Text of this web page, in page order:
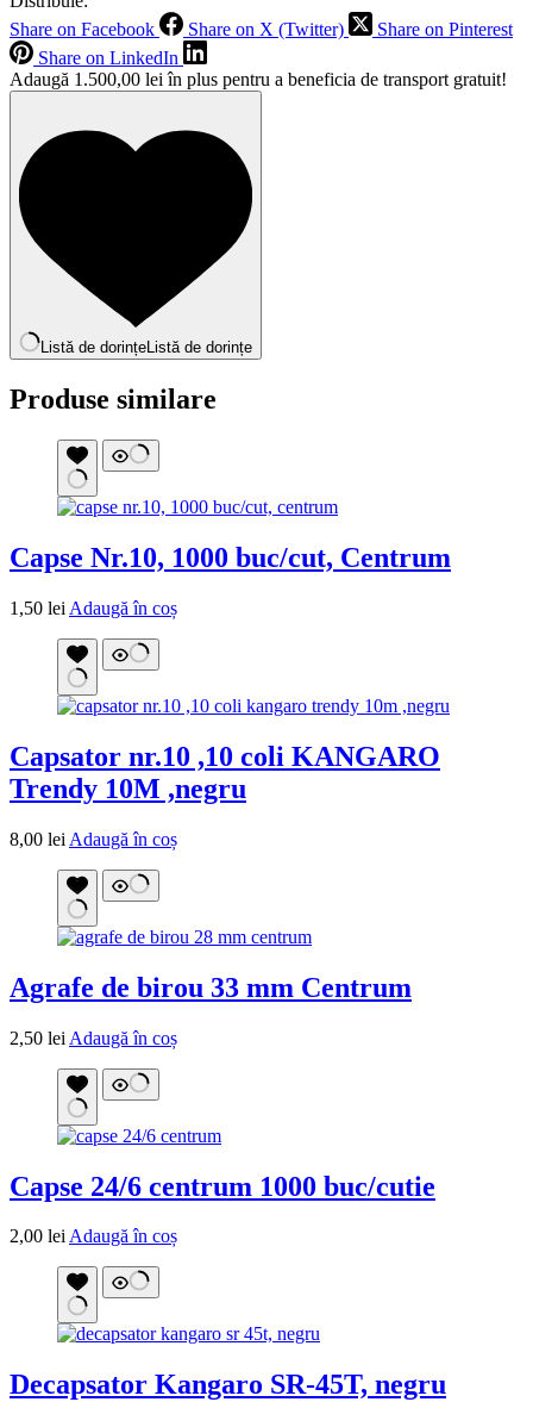
Share on Facebook
Share on X (Twitter)
Share on Pinterest
Share on LinkedIn
Adaugă 1.500,00 leiîn plus pentru a beneficia de transport gratuit!
Listă de dorințeListă de dorințe
Produse similare
Capse Nr.10, 1000 buc/cut, Centrum
1,50 lei Adaugă în coș
Capsator nr.10 ,10 coli KANGARO
Trendy 10M ,negru
8,00 lei Adaugă în coș
Agrafe de birou 33 mm Centrum
2,50 lei Adaugă în coș
Capse 24/6 centrum 1000 buc/cutie
2,00 leiAdaugă în coș
Decapsator Kangaro SR-45T, negru